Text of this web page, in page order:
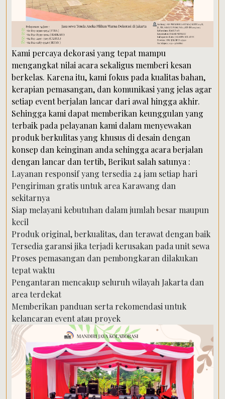
Kami percaya dekorasi yang tepat mampu
mengangkat nilai acara sekaligus memberi kesan
berkelas. Karena itu, kami fokus pada kualitas bahan,
kerapian pemasangan, dan komunikasi yang jelas agar
setiap event berjalan lancar dari awal hingga akhir.
Sehingga kami dapat memberikan keunggulan yang
terbaik pada pelayanan kami dalam menyewakan
produk berkulitas yang khusus di desain dengan
konsep dan keinginan anda sehingga acara berjalan
dengan lancar dan tertib, Berikut salah satunya :
Layanan responsif yang tersedia 24 jam setiap hari
Pengiriman gratis untuk area Karawang dan
sekitarnya
Siap melayani kebutuhan dalam jumlah besar maupun
kecil
Produk original, berkualitas, dan terawat dengan baik
Tersedia garansi jika terjadi kerusakan pada unit sewa
Proses pemasangan dan pembongkaran dilakukan
tepat waktu
Pengantaran mencakup seluruh wilayah Jakarta dan
area terdekat
Memberikan panduan serta rekomendasi untuk
kelancaran event atau proyek